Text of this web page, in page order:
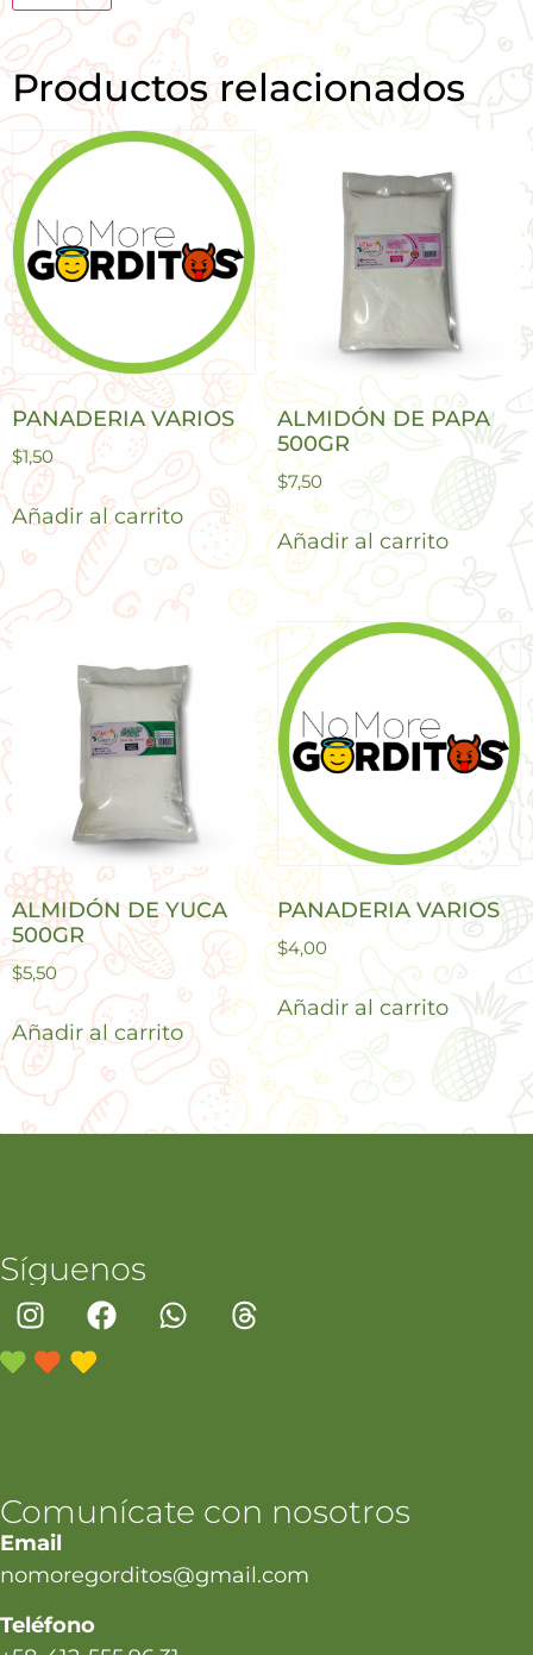
Productos relacionados
PANADERIA VARIOS
$1,50
Añadir al carrito
ALMIDÓN DE PAPA
500GR
$7,50
Añadir al carrito
ALMIDÓN DE YUCA
500GR
$5,50
Añadir al carrito
PANADERIA VARIOS
$4,00
Añadir al carrito
Síguenos
Comunícate con nosotros
Email
nomoregorditos@gmail.com
Teléfono